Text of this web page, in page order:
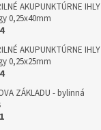
AKUPUNKTÚRNE IHLY
0,25x40mm
AKUPUNKTÚRNE IHLY
0,25x25mm
ZÁKLADU - bylinná